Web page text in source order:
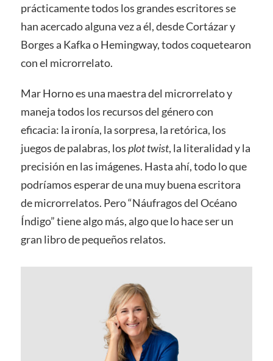
prácticamente todos los grandes escritores se
han acercado alguna vez a él, desde Cortázar y
Borges a Kafka o Hemingway, todos coquetearon
con el microrrelato.
Mar Horno es una maestra del microrrelato y
maneja todos los recursos del género con
eficacia: la ironía, la sorpresa, la retórica, los
juegos de palabras, losplot twist, la literalidad y la
precisión en las imágenes. Hasta ahí, todo lo que
podríamos esperar de una muy buena escritora
de microrrelatos. Pero “Náufragos del Océano
Índigo” tiene algo más, algo que lo hace ser un
gran libro de pequeños relatos.